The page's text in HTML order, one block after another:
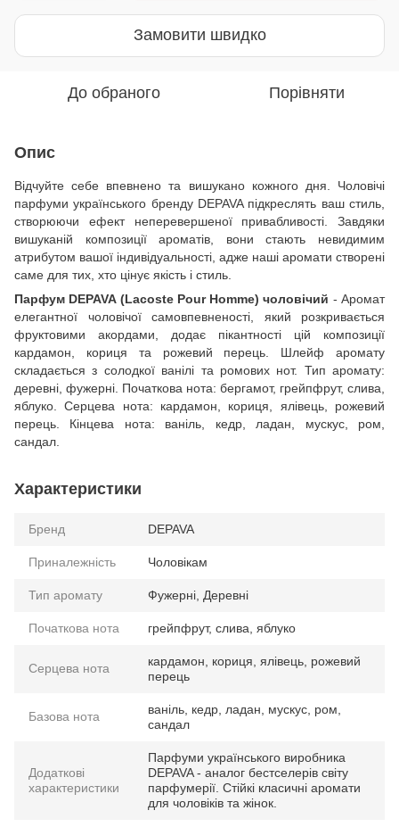
Замовити швидко
До обраного Порівняти
Опис
Відчуйте себе впевнено та вишукано кожного дня. Чоловічі
парфуми українського бренду DEPAVA підкреслять ваш стиль,
створюючи ефект неперевершеної привабливості. Завдяки
вишуканій композиції ароматів, вони стають невидимим
атрибутом вашої індивідуальності, адже наші аромати створені
саме для тих, хто цінує якість і стиль.
Парфум DEPAVA (Lacoste Pour Homme) чоловічий - Аромат
елегантної чоловічої самовпевненості, який розкривається
фруктовими акордами, додає пікантності цій композиції
кардамон, кориця та рожевий перець. Шлейф аромату
складається з солодкої ванілі та ромових нот. Тип аромату:
деревні, фужерні. Початкова нота: бергамот, грейпфрут, слива,
яблуко. Серцева нота: кардамон, кориця, ялівець, рожевий
перець. Кінцева нота: ваніль, кедр, ладан, мускус, ром,
сандал.
Характеристики
Бренд DEPAVA
Приналежність Чоловікам
Тип аромату Фужерні, Деревні
Початкова нота грейпфрут, слива, яблуко
Серцева нота
кардамон, кориця, ялівець, рожевий
перець
Базова нота
ваніль, кедр, ладан, мускус, ром,
сандал
Додаткові
характеристики
Парфуми українського виробника
DEPAVA - аналог бестселерів світу
парфумерії. Стійкі класичні аромати
для чоловіків та жінок.